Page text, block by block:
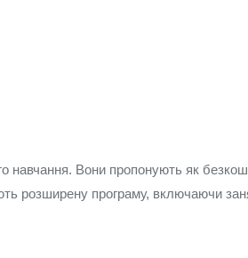
навчання. Вони пропонують як
розширену програму, включаючи